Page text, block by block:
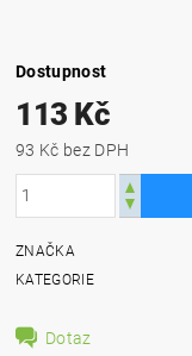
Dostupnost
113 Kč
93 Kč bez DPH
ZNAČKA
KATEGORIE
Dotaz